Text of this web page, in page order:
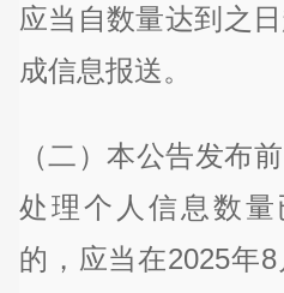
应当自数量达到之
成信息报送。
（二）本公告发布
处理个人信息数量
的，应当在2025年